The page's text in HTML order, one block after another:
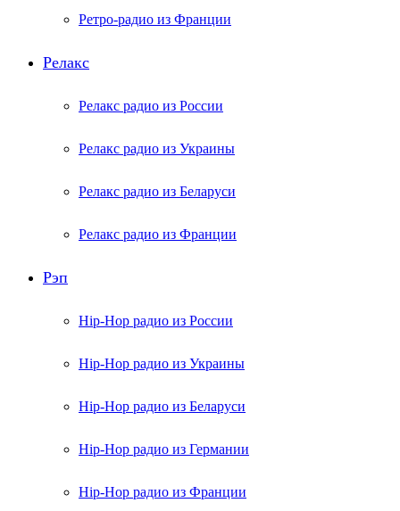
Ретро-радио из Франции
Релакс
Релакс радио из России
Релакс радио из Украины
Релакс радио из Беларуси
Релакс радио из Франции
Рэп
Hip-Hop радио из России
Hip-Hop радио из Украины
Hip-Hop радио из Беларуси
Hip-Hop радио из Германии
Hip-Hop радио из Франции